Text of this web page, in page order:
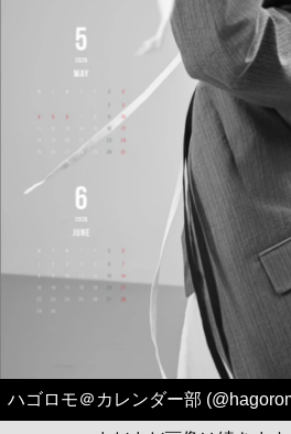
ハゴロモ＠カレンダー部